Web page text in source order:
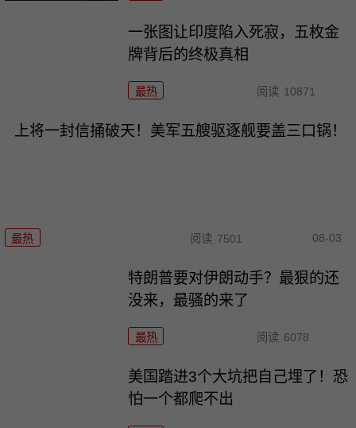
一张图让印度陷入死寂，五枚金
牌背后的终极真相
最热 阅读 10871
上将一封信捅破天！美军五艘驱逐舰要盖三口锅！
最热 阅读 7501 08-03
特朗普要对伊朗动手？最狠的还
没来，最骚的来了
最热 阅读 6078
美国踏进3个大坑把自己埋了！恐
怕一个都爬不出